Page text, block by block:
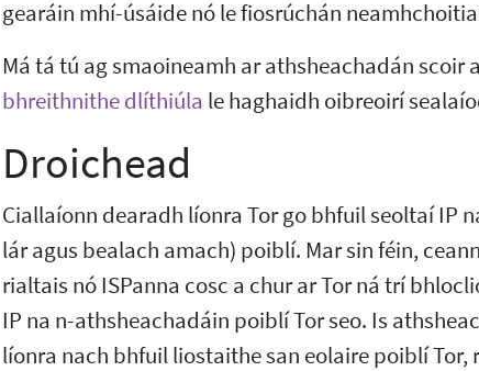
gearáin mhí-úsáide nó le fiosrúchán
Má tá tú ag smaoineamh ar athsheachadán scoir
bhreithnithe dlíthiúla le haghaidh oibreoirí
Droichead
Ciallaíonn dearadh líonra Tor go bhfuil seoltaí IP
lár agus bealach amach) poiblí. Mar sin féin,
rialtais nó ISPanna cosc a chur ar Tor ná trí
IP na n-athsheachadáin poiblí Tor seo. Is
líonra nach bhfuil liostaithe san eolaire poiblí Tor,